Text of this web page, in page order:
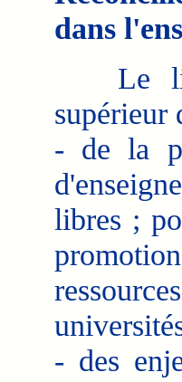
dans
Le
supérieur
- de la
libres ;
- des